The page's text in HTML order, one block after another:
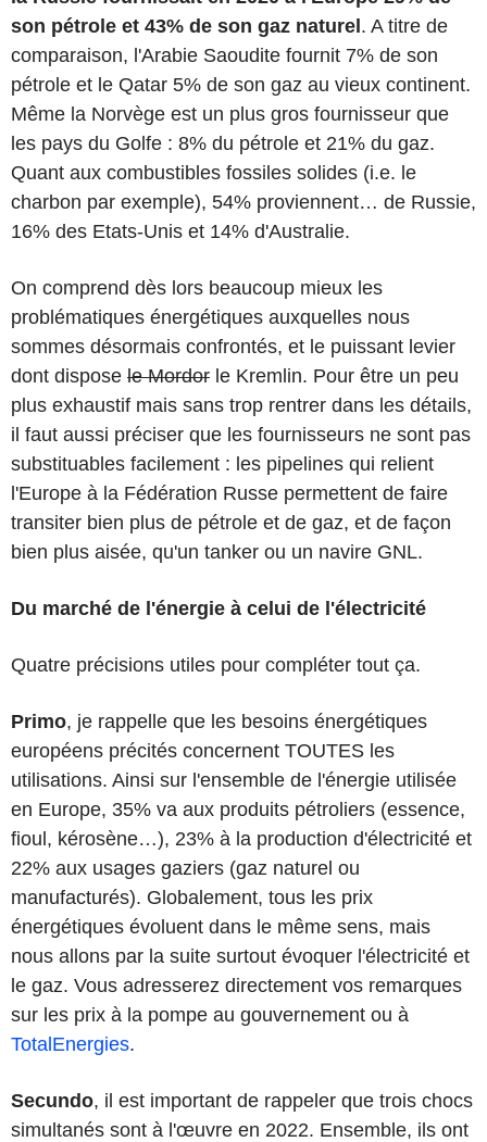
son pétrole et 43% de son gaz naturel. A titre de
comparaison, l'Arabie Saoudite fournit 7% de son
pétrole et le Qatar 5% de son gaz au vieux continent.
Même la Norvège est un plus gros fournisseur que
les pays du Golfe : 8% du pétrole et 21% du gaz.
Quant aux combustibles fossiles solides (i.e. le
charbon par exemple), 54% proviennent… de Russie,
16% des Etats-Unis et 14% d'Australie.
On comprend dès lors beaucoup mieux les
problématiques énergétiques auxquelles nous
sommes désormais confrontés, et le puissant levier
dont dispose le Mordor le Kremlin. Pour être un peu
plus exhaustif mais sans trop rentrer dans les détails,
il faut aussi préciser que les fournisseurs ne sont pas
substituables facilement : les pipelines qui relient
l'Europe à la Fédération Russe permettent de faire
transiter bien plus de pétrole et de gaz, et de façon
bien plus aisée, qu'un tanker ou un navire GNL.
Du marché de l'énergie à celui de l'électricité
Quatre précisions utiles pour compléter tout ça.
Primo, je rappelle que les besoins énergétiques
européens précités concernent TOUTES les
utilisations. Ainsi sur l'ensemble de l'énergie utilisée
en Europe, 35% va aux produits pétroliers (essence,
fioul, kérosène…), 23% à la production d'électricité et
22% aux usages gaziers (gaz naturel ou
manufacturés). Globalement, tous les prix
énergétiques évoluent dans le même sens, mais
nous allons par la suite surtout évoquer l'électricité et
le gaz. Vous adresserez directement vos remarques
sur les prix à la pompe au gouvernement ou à
TotalEnergies.
Secundo, il est important de rappeler que trois chocs
simultanés sont à l'œuvre en 2022. Ensemble, ils ont